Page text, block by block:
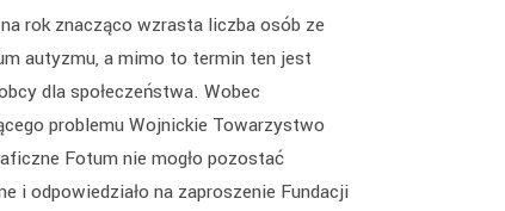
rok znacząco wzrasta liczba osób ze
autyzmu, a mimo to termin ten jest
dla społeczeństwa. Wobec
problemu Wojnickie Towarzystwo
Fotum nie mogło pozostać
i odpowiedziało na zaproszenie Fundacji